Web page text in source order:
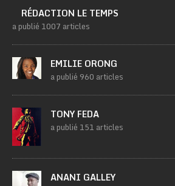
RÉDACTION LE TEMPS
a publié 1007 articles
EMILIE ORONG
a publié 960 articles
TONY FEDA
a publié 151 articles
ANANI GALLEY